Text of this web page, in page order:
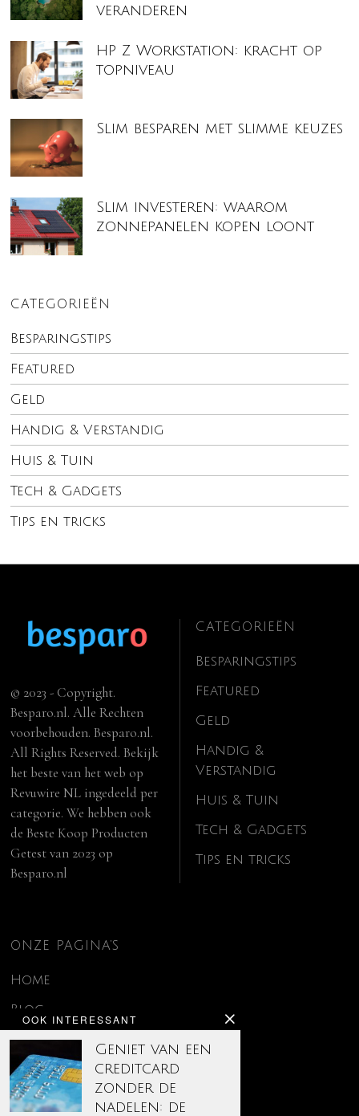
veranderen
HP Z Workstation: kracht op
topniveau
Slim besparen met slimme keuzes
Slim investeren: waarom
zonnepanelen kopen loont
CATEGORIEËN
Besparingstips
Featured
Geld
Handig & Verstandig
Huis & Tuin
Tech & Gadgets
Tips en tricks
OOK INTERESSANT
Geniet van een
creditcard
zonder de
nadelen: de
© 2023 - Copyright.
Besparo.nl. Alle Rechten
voorbehouden. Besparo.nl.
All Rights Reserved. Bekijk
het beste van het web op
Revuwire NL ingedeeld per
categorie. We hebben ook
deBeste Koop Producten
Getest van 2023 op
Besparo.nl
CATEGORIEËN
Besparingstips
Featured
Geld
Handig &
Verstandig
Huis & Tuin
Tech & Gadgets
Tips en tricks
ONZE PAGINA’S
Home
Blog
Contact
Disclaimer
Over ons